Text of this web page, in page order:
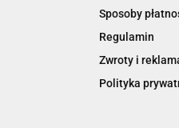
Sposoby
Regulamin
Zwroty i
Polityka